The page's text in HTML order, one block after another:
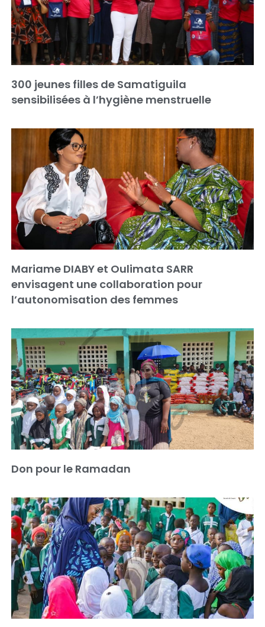
300 jeunes filles de Samatiguila
sensibilisées à l’hygiène menstruelle
Mariame DIABY et Oulimata SARR
envisagent une collaboration pour
l’autonomisation des femmes
Don pour le Ramadan